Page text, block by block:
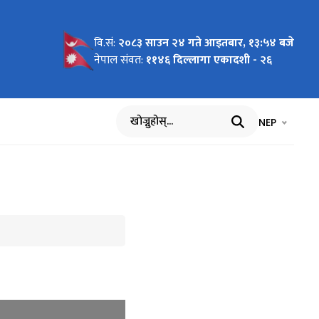
!!! वि.सं: २०८३ साउन २४ गते आइतबार, १३:५४ बजे
नेपाल संवत: ११४६ दिल्लागा एकादशी - २६
खोज्नुहोस् भाषा चयन
NEP